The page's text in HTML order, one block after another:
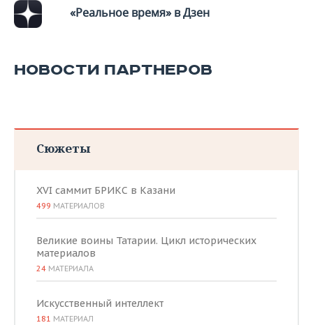
«Реальное время» в Дзен
НОВОСТИ ПАРТНЕРОВ
Сюжеты
XVI саммит БРИКС в Казани
499 МАТЕРИАЛОВ
Великие воины Татарии. Цикл исторических
материалов
24 МАТЕРИАЛА
Искусственный интеллект
181 МАТЕРИАЛ